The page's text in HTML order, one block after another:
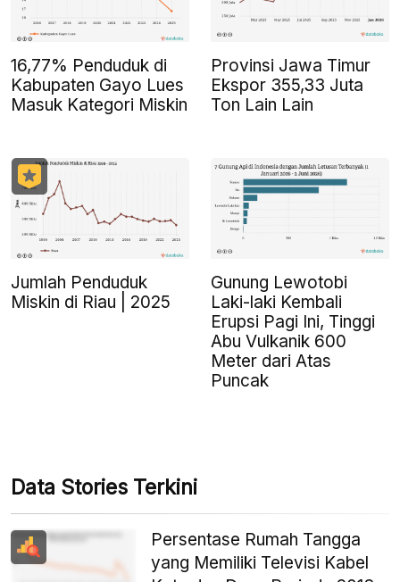
16,77% Penduduk di
Kabupaten Gayo Lues
Masuk Kategori Miskin
Provinsi Jawa Timur
Ekspor 355,33 Juta
Ton Lain Lain
Jumlah Penduduk
Miskin di Riau | 2025
Gunung Lewotobi
Laki-laki Kembali
Erupsi Pagi Ini, Tinggi
Abu Vulkanik 600
Meter dari Atas
Puncak
Data Stories Terkini
Persentase Rumah Tangga
yang Memiliki Televisi Kabel